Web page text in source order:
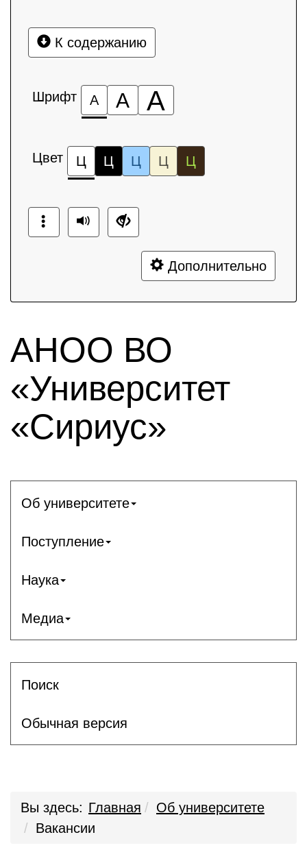
К содержанию
Шрифт А А А
Цвет Ц Ц Ц Ц Ц
Дополнительно
АНОО ВО
«Университет
«Сириус»
Об университете
Поступление
Наука
Медиа
Поиск
Обычная версия
Вы здесь: Главная
Об университете
Вакансии